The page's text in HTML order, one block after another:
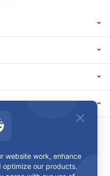
website work, enhance
optimize our products.